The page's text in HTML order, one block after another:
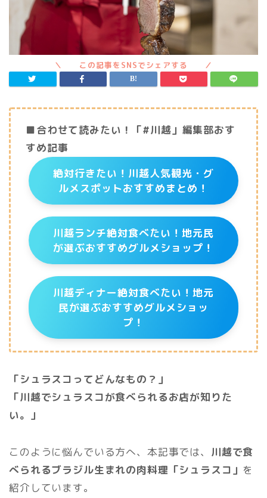
■合わせて読みたい！「#川越」編集部おす
すめ記事
絶対行きたい！川越人気観光・グ
ルメスポットおすすめまとめ！
川越ランチ絶対食べたい！地元民
が選ぶおすすめグルメショップ！
川越ディナー絶対食べたい！地元
民が選ぶおすすめグルメショッ
プ！
「シュラスコってどんなもの？」
「川越でシュラスコが食べられるお店が知りた
い。」
このように悩んでいる方へ、本記事では、 川越で食
べられるブラジル生まれの肉料理「シュラスコ」 を
紹介しています。